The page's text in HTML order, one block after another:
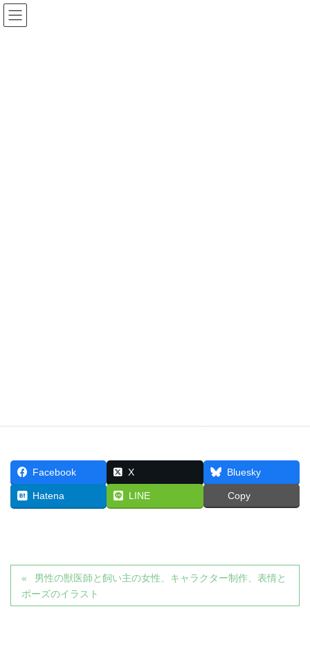
Facebook X Bluesky
Hatena LINE Copy
男性の獣医師と飼い主の女性、キャラクター制作、表情と
ポーズのイラスト